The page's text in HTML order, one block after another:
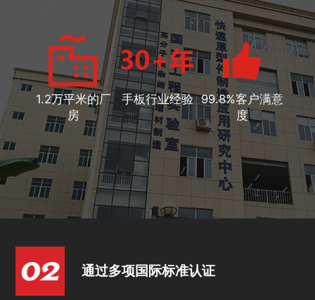
1.2万平米的厂
房
手板行业经验 99.8%客户满意
度
通过多项国际标准认证